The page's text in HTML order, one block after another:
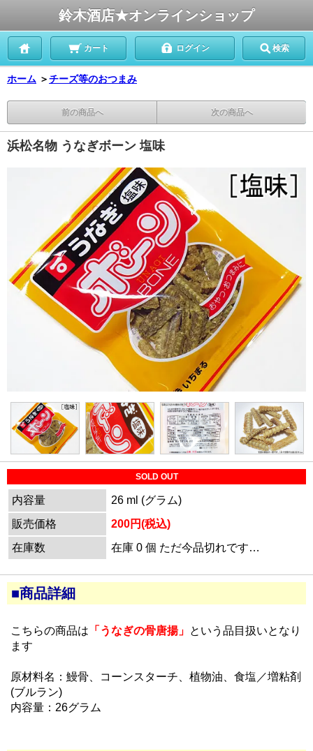
鈴木酒店★オンラインショップ
カート ログイン 検索
ホーム ＞チーズ等のおつまみ
前の商品へ 次の商品へ
浜松名物 うなぎボーン 塩味
SOLD OUT
内容量
26 ml (グラム)
販売価格
200円(税込)
在庫数
在庫 0 個 ただ今品切れです…
■商品詳細
こちらの商品は 「うなぎの骨唐揚」 という品目扱いとなり
ます
原材料名：鰻骨、コーンスターチ、植物油、食塩／増粘剤
(ブルラン)
内容量：26グラム